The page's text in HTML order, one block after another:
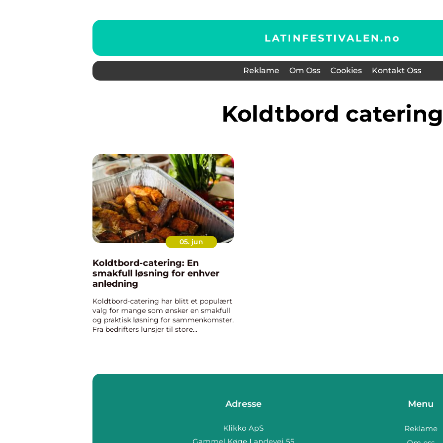
LATINFESTIVALEN.no
Reklame Om Oss Cookies Kontakt Oss
koldtbord catering
05. jun
Koldtbord-catering: En
smakfull løsning for enhver
anledning
Koldtbord-catering har blitt et populært
valg for mange som ønsker en smakfull
og praktisk løsning for sammenkomster.
Fra bedrifters lunsjer til store
Adresse Menu
Reklame